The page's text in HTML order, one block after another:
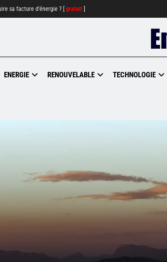
sa facture d'énergie ? [ gratuit
ENERGIE RENOUVELABLE TECHNOLOGIE